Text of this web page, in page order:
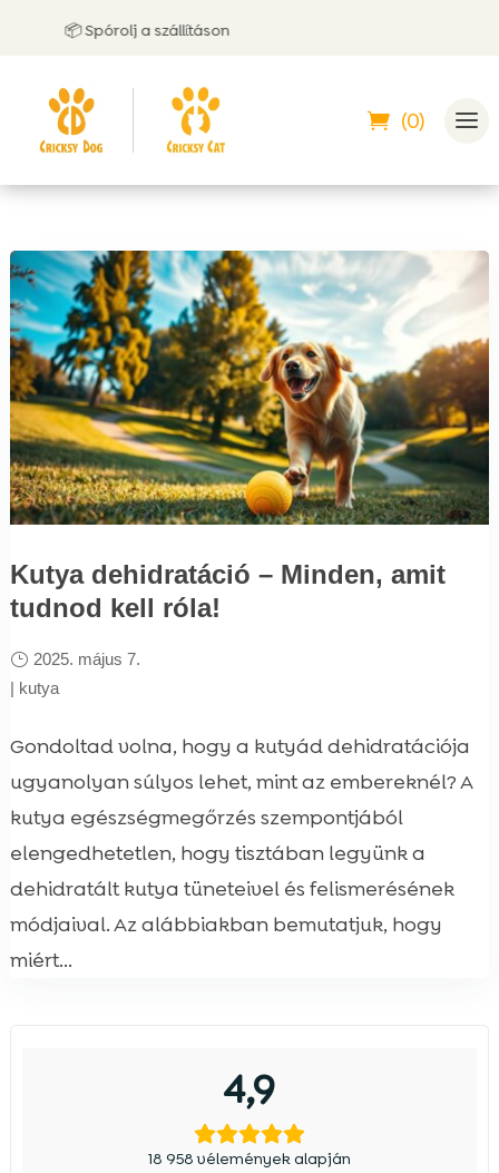
📦 Spórolj a szállításon
(0)
Kutya dehidratáció – Minden, amit
tudnod kell róla!
2025. május 7.
| kutya
Gondoltad volna, hogy a kutyád dehidratációja
ugyanolyan súlyos lehet, mint az embereknél? A
kutya egészségmegőrzés szempontjából
elengedhetetlen, hogy tisztában legyünk a
dehidratált kutya tüneteivel és felismerésének
módjaival. Az alábbiakban bemutatjuk, hogy
miért...
4,9
18 958 vélemények alapján